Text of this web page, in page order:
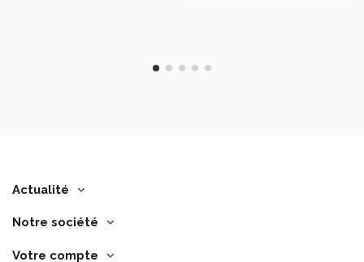
Actualité
Notre société
Votre compte